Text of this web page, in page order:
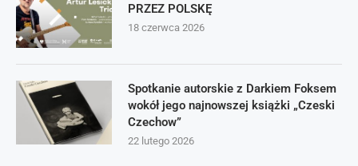
PRZEZ POLSKĘ
18 czerwca 2026
Spotkanie autorskie z Darkiem Foksem
wokół jego najnowszej książki „Czeski
Czechow”
22 lutego 2026